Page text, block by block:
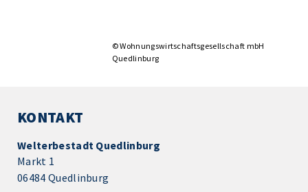
© Wohnungswirtschaftsgesellschaft mbH
Quedlinburg
KONTAKT
Welterbestadt Quedlinburg
Markt 1
06484 Quedlinburg